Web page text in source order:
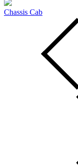
Chassis Cab